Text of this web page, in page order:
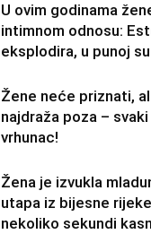
U ovim godinama
intimnom odnosu:
eksplodira, u punoj
Žene neće priznati,
najdraža poza –
vrhunac!
Žena je izvukla
utapa iz bijesne
nekoliko sekundi